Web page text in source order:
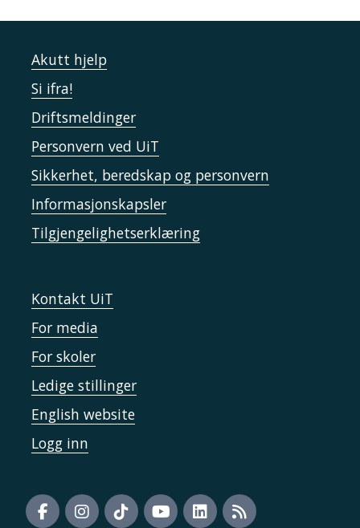
Akutt hjelp
Si ifra!
Driftsmeldinger
Personvern ved UiT
Sikkerhet, beredskap og personvern
Informasjonskapsler
Tilgjengelighetserklæring
Kontakt UiT
For media
For skoler
Ledige stillinger
English website
Logg inn